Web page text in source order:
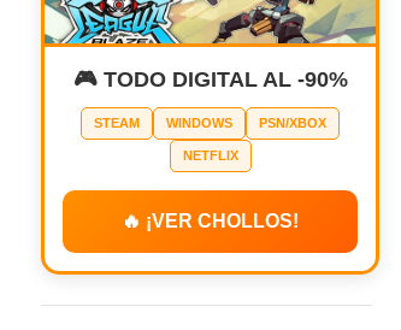
🎮 TODO DIGITAL AL -90%
STEAM WINDOWS PSN/XBOX
NETFLIX
🔥 ¡VER CHOLLOS!